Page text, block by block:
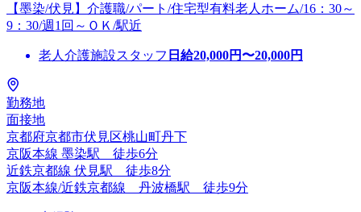
【墨染/伏見】介護職/パート/住宅型有料老人ホーム/16：30～
9：30/週1回～ＯＫ/駅近
老人介護施設スタッフ 日給20,000円〜20,000円
勤務地
面接地
京都府京都市伏見区桃山町丹下
京阪本線 墨染駅 徒歩6分
近鉄京都線 伏見駅 徒歩8分
京阪本線/近鉄京都線 丹波橋駅 徒歩9分